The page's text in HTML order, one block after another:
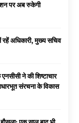
पर अब रुकेगी
अधिकारी, मुख्य सचिव
ने की शिष्टाचार
संरचना के विकास